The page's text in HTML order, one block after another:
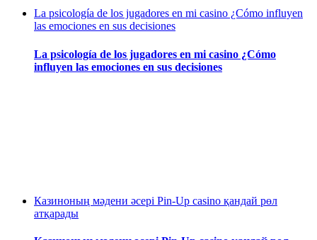
La psicología de los jugadores en mi casino ¿Cómo influyen
las emociones en sus decisiones
La psicología de los jugadores en mi casino ¿Cómo
influyen las emociones en sus decisiones
Казиноның мәдени әсері Pin-Up casino қандай рөл
атқарады